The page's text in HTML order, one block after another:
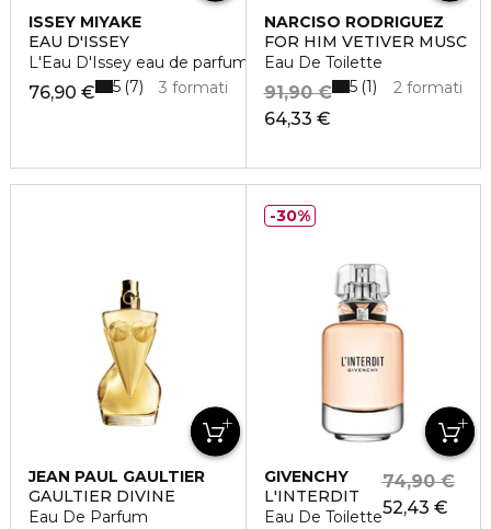
ISSEY MIYAKE
EAU D'ISSEY
L'Eau D'Issey eau de parfum vaporisateur rechargeable
76,90 € 3 formati
5 7
NARCISO RODRIGUEZ
FOR HIM VETIVER MUSC
Eau De Toilette
64,33 €
91,90 € 2 formati
5 1
JEAN PAUL GAULTIER
GAULTIER DIVINE
Eau De Parfum
GIVENCHY
L'INTERDIT
Eau De Toilette52,43 €
74,90 €
30%